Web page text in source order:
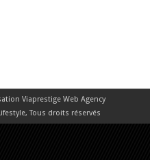
Viaprestige Web Agency
Tous droits réservés